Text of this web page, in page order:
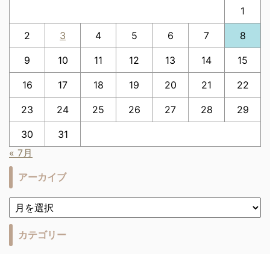
1
2 3 4 5 6 7 8
9 10 11 12 13 14 15
16 17 18 19 20 21 22
23 24 25 26 27 28 29
30
31
« 7月
アーカイブ
カテゴリー